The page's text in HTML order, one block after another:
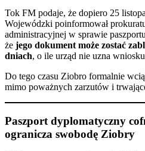
Tok FM podaje, że dopiero 25
Wojewódzki poinformował
administracyjnej w sprawie
że jego dokument może zostać
dniach, o ile urząd nie uzna
Do tego czasu Ziobro formalnie
mimo poważnych zarzutów i
Paszport dyplomatyczny
ogranicza swobodę Ziobry